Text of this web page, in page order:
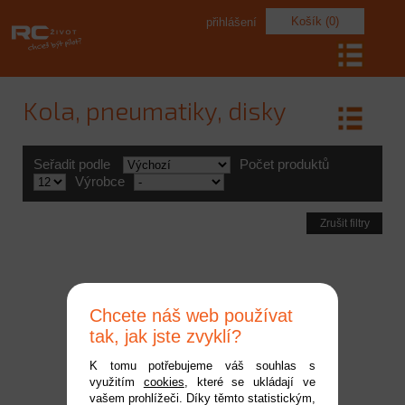
Košík (0)
přihlášení
Kola, pneumatiky, disky
Seřadit podle
Počet produktů
Výrobce
Zrušit filtry
Traxxas kolo 2.2", disk
Chcete náš web používat
tak, jak jste zvyklí?
K tomu potřebujeme váš souhlas s
využitím cookies, které se ukládají ve
vašem prohlížeči. Díky těmto statistickým,